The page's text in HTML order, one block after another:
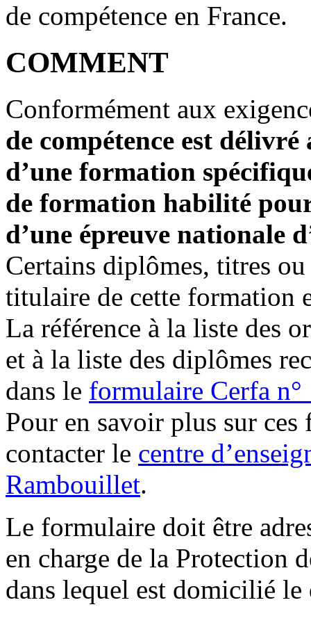
de compétence en France.
COMMENT
Conformément aux
de compétence est
d’une formation
de formation habilité pour
d’une épreuve nationale
Certains diplômes, titres
titulaire de cette formation
La référence à la liste des
et à la liste des diplômes
dans le formulaire Cerfa
Pour en savoir plus sur
contacter le centre
Rambouillet.
Le formulaire doit être
en charge de la Protection
dans lequel est domicilié le